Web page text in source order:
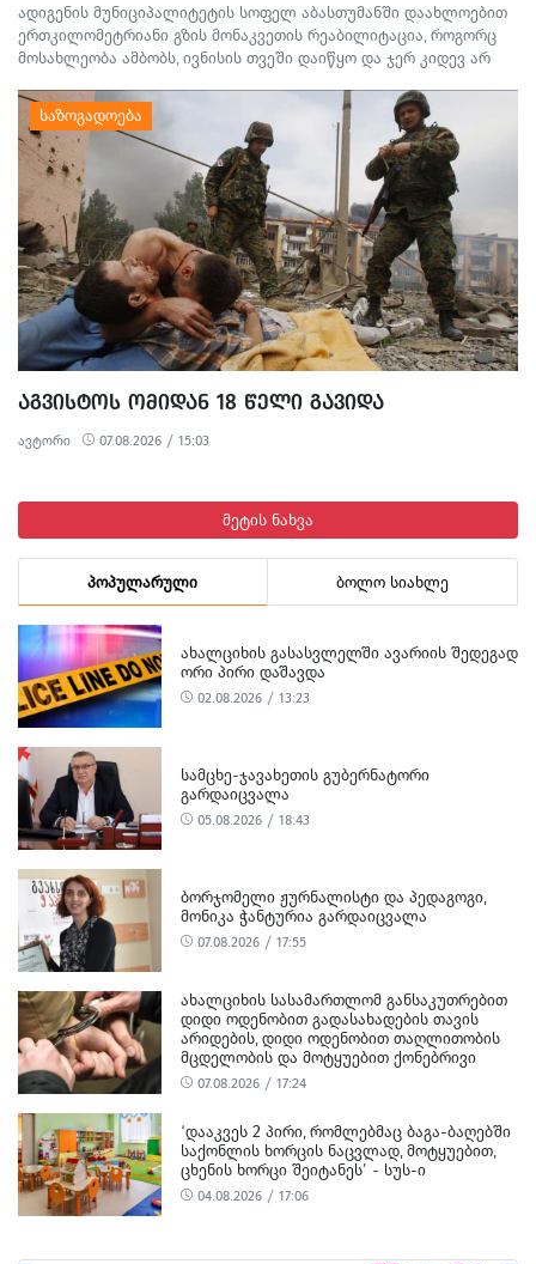
ადიგენის მუნიციპალიტეტის სოფელ აბასთუმანში დაახლოებით
ერთკილომეტრიანი გზის მონაკვეთის რეაბილიტაცია, როგორც
მოსახლეობა ამბობს, ივნისის თვეში დაიწყო და ჯერ კიდევ არ
მტვერი, მოუწესრიგებელი სანიაღვრე არხები ადგილობრივების
ყოველდღიურ ცხოვრებასა და ტურისტულ სეზონს პრობლემებს
უქმნის.
ᲐᲒᲕᲘᲡᲢᲝᲡ ᲝᲛᲘᲓᲐᲜ 18 ᲬᲔᲚᲘ ᲒᲐᲕᲘᲓᲐ
ავტორი 07.08.2026 / 15:03
მეტის ნახვა
პოპულარული ბოლო სიახლე
ᲐᲮᲐᲚᲪᲘᲮᲘᲡ ᲒᲐᲡᲐᲡᲕᲚᲔᲚᲨᲘ ᲐᲕᲐᲠᲘᲘᲡ ᲨᲔᲓᲔᲒᲐᲓ
ᲝᲠᲘ ᲞᲘᲠᲘ ᲓᲐᲨᲐᲕᲓᲐ
02.08.2026 / 13:23
ᲡᲐᲛᲪᲮᲔ-ᲯᲐᲕᲐᲮᲔᲗᲘᲡ ᲒᲣᲑᲔᲠᲜᲐᲢᲝᲠᲘ
ᲒᲐᲠᲓᲐᲘᲪᲕᲐᲚᲐ
05.08.2026 / 18:43
ᲑᲝᲠᲯᲝᲛᲔᲚᲘ ᲟᲣᲠᲜᲐᲚᲘᲡᲢᲘ ᲓᲐ ᲞᲔᲓᲐᲒᲝᲒᲘ,
ᲛᲝᲜᲘᲙᲐ ᲭᲐᲜᲢᲣᲠᲘᲐ ᲒᲐᲠᲓᲐᲘᲪᲕᲐᲚᲐ
07.08.2026 / 17:55
ᲐᲮᲐᲚᲪᲘᲮᲘᲡ ᲡᲐᲡᲐᲛᲐᲠᲗᲚᲝᲛ ᲒᲐᲜᲡᲐᲙᲣᲗᲠᲔᲑᲘᲗ
ᲓᲘᲓᲘ ᲝᲓᲔᲜᲝᲑᲘᲗ ᲒᲐᲓᲐᲡᲐᲮᲐᲓᲔᲑᲘᲡ ᲗᲐᲕᲘᲡ
ᲐᲠᲘᲓᲔᲑᲘᲡ, ᲓᲘᲓᲘ ᲝᲓᲔᲜᲝᲑᲘᲗ ᲗᲐᲦᲚᲘᲗᲝᲑᲘᲡ
ᲛᲪᲓᲔᲚᲝᲑᲘᲡ ᲓᲐ ᲛᲝᲢᲧᲣᲔᲑᲘᲗ ᲥᲝᲜᲔᲑᲠᲘᲕᲘ
ᲓᲐᲖᲘᲐᲜᲔᲑᲘᲡ ᲤᲐᲥᲢᲔᲑᲖᲔ 1 ᲞᲘᲠᲘ ᲓᲐᲛᲜᲐᲨᲐᲕᲔᲓ
07.08.2026 / 17:24
‘ᲓᲐᲐᲙᲕᲔᲡ 2 ᲞᲘᲠᲘ, ᲠᲝᲛᲚᲔᲑᲛᲐᲪ ᲑᲐᲒᲐ-ᲑᲐᲦᲔᲑᲨᲘ
ᲡᲐᲥᲝᲜᲚᲘᲡ ᲮᲝᲠᲪᲘᲡ ᲜᲐᲪᲕᲚᲐᲓ, ᲛᲝᲢᲧᲣᲔᲑᲘᲗ,
ᲪᲮᲔᲜᲘᲡ ᲮᲝᲠᲪᲘ ᲨᲔᲘᲢᲐᲜᲔᲡ’ - ᲡᲣᲡ-Ი
04.08.2026 / 17:06